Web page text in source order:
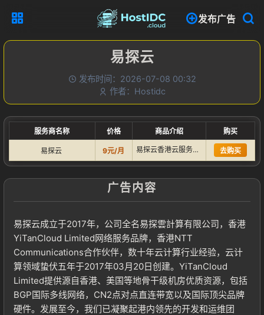
发布广告
易探云
发布时间：2026-07-08 00:32
作者：Hostidc
服务商名称 价格 商品介绍 购买
易探云 9元/月 易探云香港云服务器：电信/移动/联通三网直连，独享CN2带宽… 去购买
广告内容
易探云成立于2017年，公司全名易探雲計算有限公司，香港
YiTanCloud Limited网络服务品牌，香港NTT
Communications合作伙伴，数十年云计算行业经验，云计
算领域蛰伏五年于2017年03月20日创建。YiTanCloud
Limited提供源自香港、美国等地骨干级机房优质资源，包括
BGP国际多线网络，CN2点对点直连带宽以及国际顶尖品牌
硬件。发展至今，我们已凝聚起港内领先的开发和运维团